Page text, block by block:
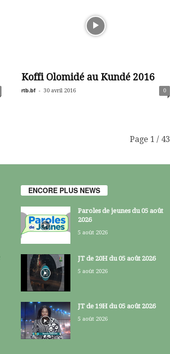
Koffi Olomidé au Kundé 2016
rtb.bf - 30 avril 2016 0
Page 1 / 43
ENCORE PLUS NEWS
Paroles de jeunes du 05 août
2026
5 août 2026
JT de 20H du 05 août 2026
5 août 2026
JT de 19H du 05 août 2026
5 août 2026